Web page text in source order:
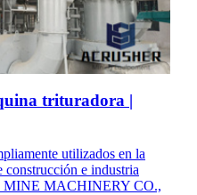
trituradora |
utilizados en la
construcción e industria
MACHINERY CO.,